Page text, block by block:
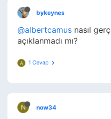
bykeynes
@albertcamus nasıl
açıklanmadı mı?
A 1 Cevap
N now34